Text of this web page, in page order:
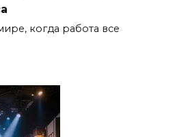
когда работа все